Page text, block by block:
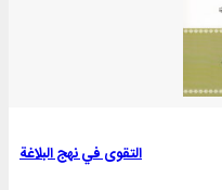
التقوی في نهج البلاغة